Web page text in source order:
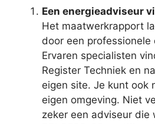
Een energieadviseur
Het maatwerkrapport
door een
Ervaren specialisten
Register Techniek en
eigen site. Je kunt ook
eigen omgeving. Niet
zeker een adviseur die